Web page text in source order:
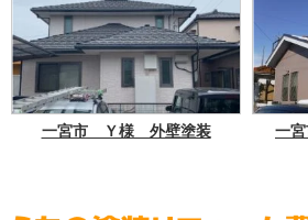
一宮市 Ｙ様 外壁塗装 一